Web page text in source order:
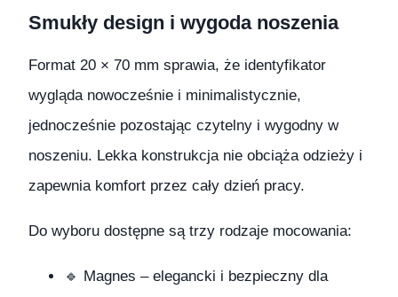
Smukły design i wygoda noszenia
Format 20 × 70 mm sprawia, że identyfikator
wygląda nowocześnie i minimalistycznie,
jednocześnie pozostając czytelny i wygodny w
noszeniu. Lekka konstrukcja nie obciąża odzieży i
zapewnia komfort przez cały dzień pracy.
Do wyboru dostępne są trzy rodzaje mocowania:
🔹 Magnes – elegancki i bezpieczny dla